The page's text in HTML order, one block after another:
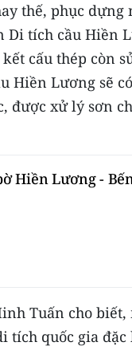
thế, phục dựng
Di tích cầu Hiền
cấu thép còn
Hiền Lương sẽ
được xử lý sơn
Hiền Lương -
Tuấn cho
tích quốc gia